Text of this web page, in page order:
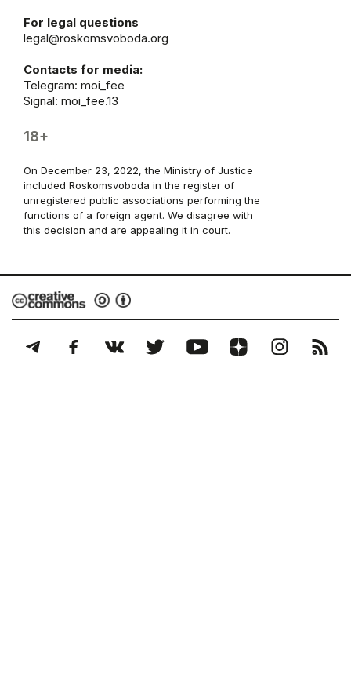
For legal questions
legal@roskomsvoboda.org
Contacts for media:
Telegram: moi_fee
Signal: moi_fee.13
18+
On December 23, 2022, the Ministry of Justice
included Roskomsvoboda in the register of
unregistered public associations performing the
functions of a foreign agent. We disagree with
this decision and are appealing it in court.